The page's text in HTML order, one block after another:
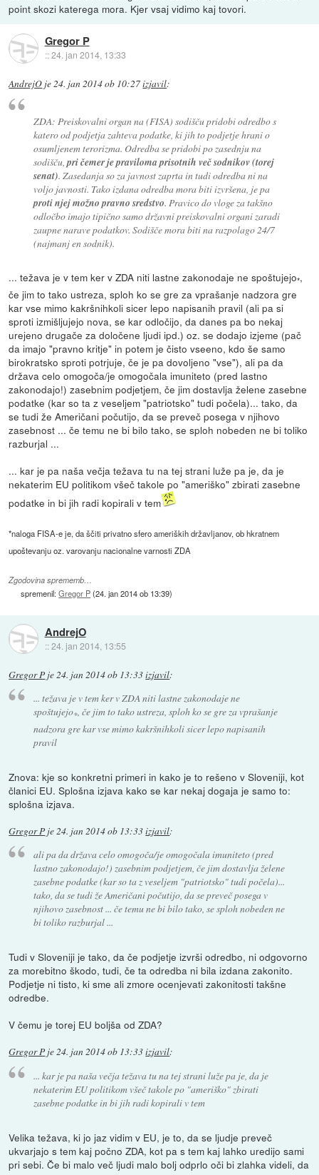
point skozi katerega mora. Kjer vsaj vidimo kaj tovori.
Gregor P
::24. jan 2014, 13:33
AndrejO je24. jan 2014 ob 10:27izjavil:
ZDA: Preiskovalni organ na (FISA) sodišču pridobi odredbo s
katero od podjetja zahteva podatke, ki jih to podjetje hrani o
osumljenem terorizma. Odredba se pridobi po zasednju na
sodišču, pri čemer je praviloma prisotnih več sodnikov (torej
senat). Zasedanja so za javnost zaprta in tudi odredba ni na
voljo javnosti. Tako izdana odredba mora biti izvršena, je pa
proti njej možno pravno sredstvo. Pravico do vloge za takšno
odločbo imajo tipično samo državni preiskovalni organi zaradi
zaupne narave podatkov. Sodišče mora biti na razpolago 24/7
(najmanj en sodnik).
... težava je v tem ker v ZDA niti lastne zakonodaje ne spoštujejo*,
če jim to tako ustreza, sploh ko se gre za vprašanje nadzora gre
kar vse mimo kakršnihkoli sicer lepo napisanih pravil (ali pa si
sproti izmišljujejo nova, se kar odločijo, da danes pa bo nekaj
urejeno drugače za določene ljudi ipd.) oz. se dodajo izjeme (pač
da imajo "pravno kritje" in potem je čisto vseeno, kdo še samo
birokratsko sproti potrjuje, če je pa dovoljeno "vse"), ali pa da
država celo omogoča/je omogočala imuniteto (pred lastno
zakonodajo!) zasebnim podjetjem, če jim dostavlja želene zasebne
podatke (kar so ta z veseljem "patriotsko" tudi počela)... tako, da
se tudi že Američani počutijo, da se preveč posega v njihovo
zasebnost ... če temu ne bi bilo tako, se sploh nobeden ne bi toliko
razburjal ...
... kar je pa naša večja težava tu na tej strani luže pa je, da je
nekaterim EU politikom všeč takole po "ameriško" zbirati zasebne
podatke in bi jih radi kopirali v tem
*naloga FISA-e je, da ščiti privatno sfero ameriških državljanov, ob hkratnem
upoštevanju oz. varovanju nacionalne varnosti ZDA
Zgodovina sprememb…
spremenil:Gregor P(24. jan 2014 ob 13:39)
AndrejO
::24. jan 2014, 13:55
Gregor P je24. jan 2014 ob 13:33izjavil:
... težava je v tem ker v ZDA niti lastne zakonodaje ne
spoštujejo*, če jim to tako ustreza, sploh ko se gre za vprašanje
nadzora gre kar vse mimo kakršnihkoli sicer lepo napisanih
pravil
Znova: kje so konkretni primeri in kako je to rešeno v Sloveniji, kot
članici EU. Splošna izjava kako se kar nekaj dogaja je samo to:
splošna izjava.
Gregor P je24. jan 2014 ob 13:33izjavil:
ali pa da država celo omogoča/je omogočala imuniteto (pred
lastno zakonodajo!) zasebnim podjetjem, če jim dostavlja želene
zasebne podatke (kar so ta z veseljem "patriotsko" tudi počela)...
tako, da se tudi že Američani počutijo, da se preveč posega v
njihovo zasebnost ... če temu ne bi bilo tako, se sploh nobeden ne
bi toliko razburjal ...
Tudi v Sloveniji je tako, da če podjetje izvrši odredbo, ni odgovorno
za morebitno škodo, tudi, če ta odredba ni bila izdana zakonito.
Podjetje ni tisto, ki sme ali zmore ocenjevati zakonitosti takšne
odredbe.
V čemu je torej EU boljša od ZDA?
Gregor P je24. jan 2014 ob 13:33izjavil:
... kar je pa naša večja težava tu na tej strani luže pa je, da je
nekaterim EU politikom všeč takole po "ameriško" zbirati
zasebne podatke in bi jih radi kopirali v tem
Velika težava, ki jo jaz vidim v EU, je to, da se ljudje preveč
ukvarjajo s tem kaj počno ZDA, kot pa s tem kaj lahko uredijo sami
pri sebi. Če bi malo več ljudi malo bolj odprlo oči bi zlahka videli, da